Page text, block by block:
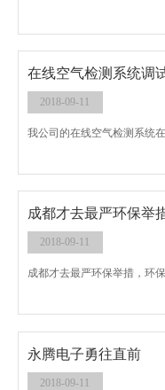
在线空气检测系统
2018-09-11
我公司的在线空气检测系统
成都才去最严环保举
2018-09-11
成都才去最严环保举措，环
永腾电子勇往直前
2018-09-11